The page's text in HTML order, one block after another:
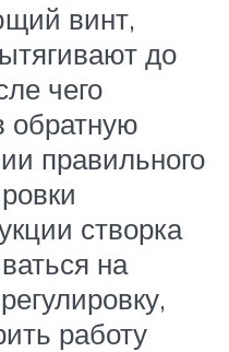
винт,
до
чего
обратную
правильного
створка
на
работу